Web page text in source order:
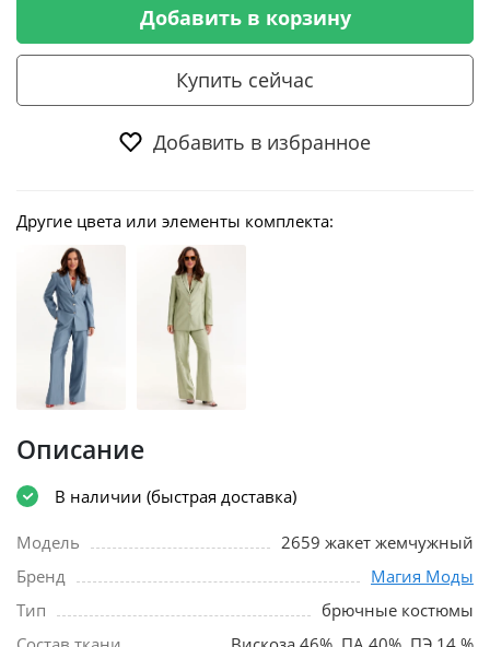
Добавить в корзину
Купить сейчас
Добавить в избранное
Другие цвета или элементы комплекта:
Описание
В наличии (быстрая доставка)
Модель
2659 жакет жемчужный
Бренд
Магия Моды
Тип
брючные костюмы